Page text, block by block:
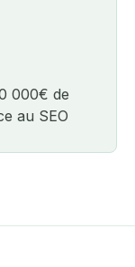
000€ de
au SEO